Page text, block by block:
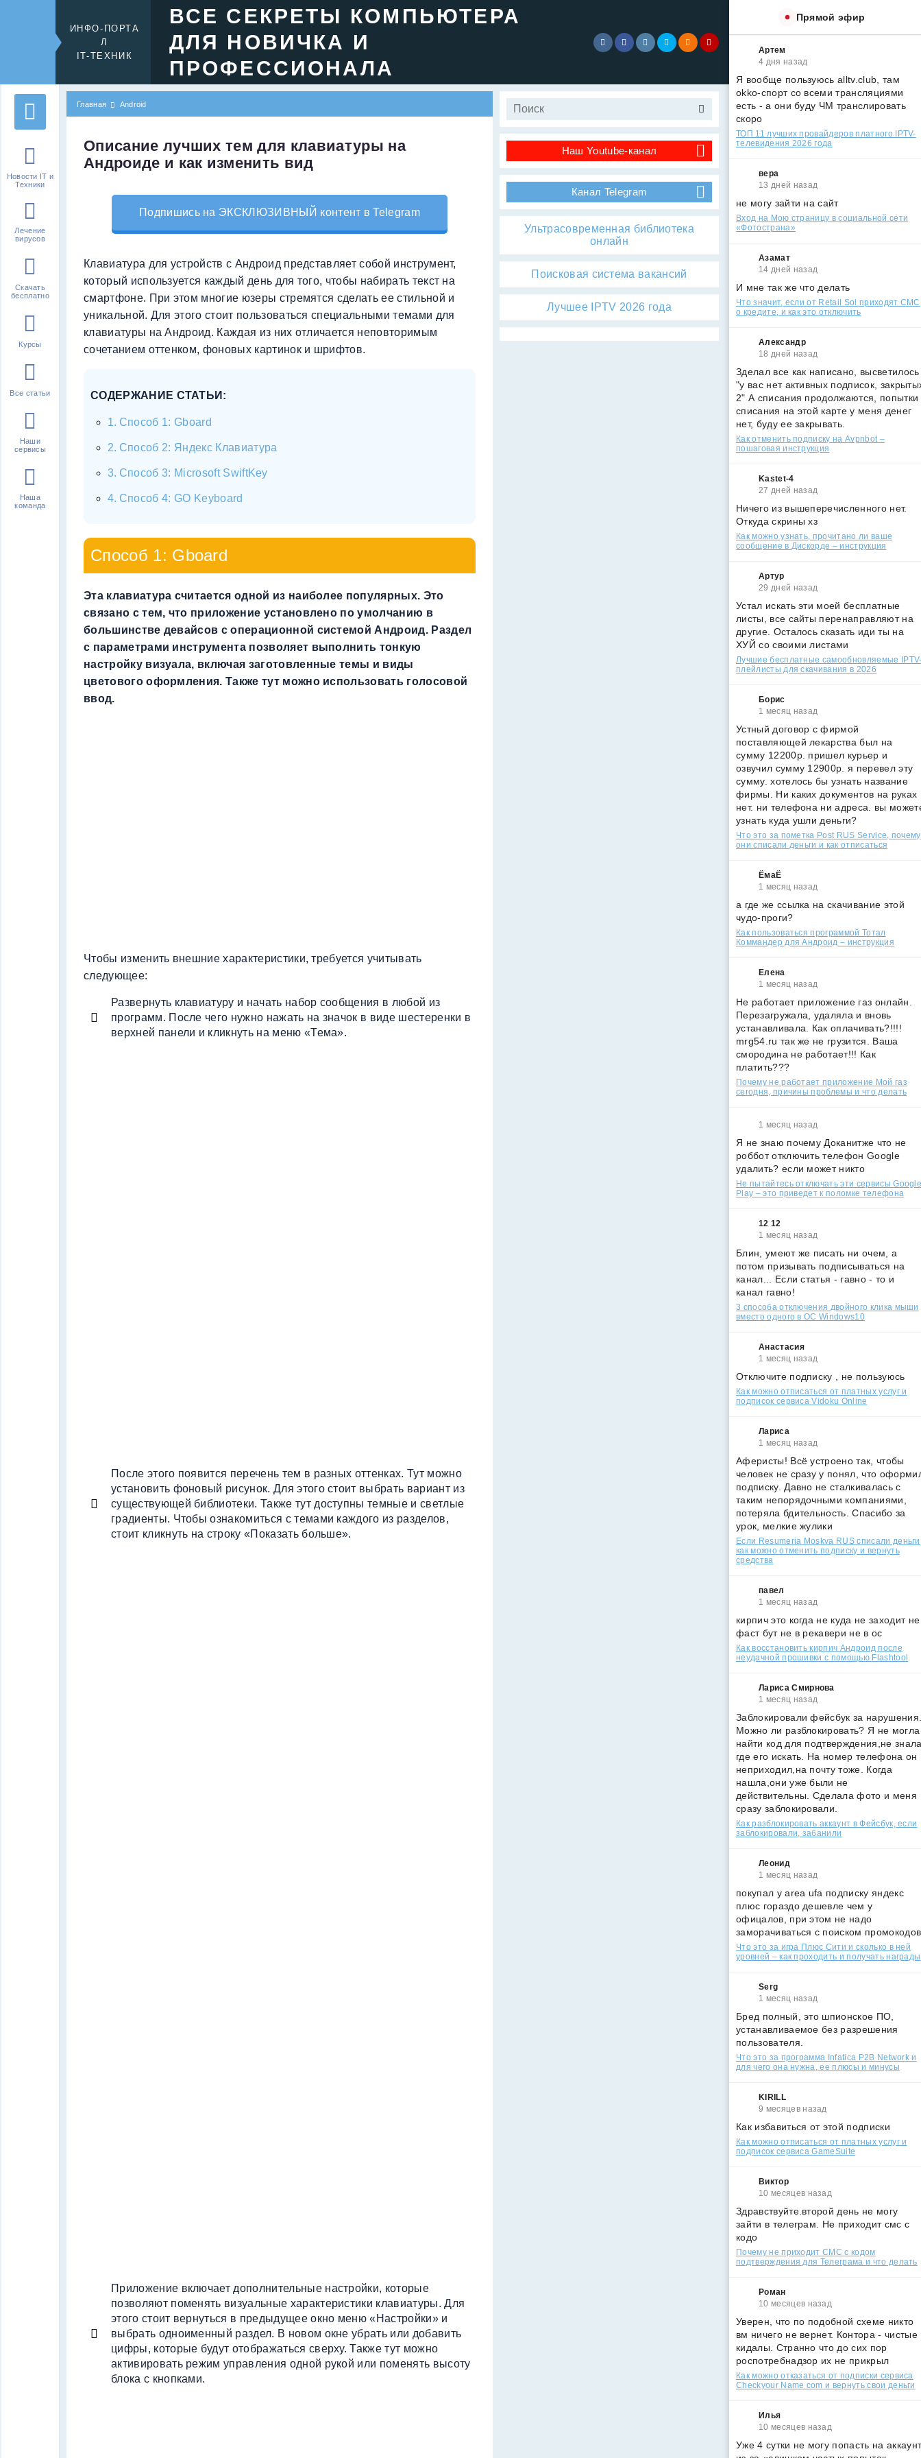
ИНФО-ПОРТА
Л
IT-ТЕХНИК
ВСЕ СЕКРЕТЫ КОМПЬЮТЕРА
ДЛЯ НОВИЧКА И
ПРОФЕССИОНАЛА
Новости IT и
Техники
Лечение
вирусов
Скачать
бесплатно
Курсы
Все статьи
Наши
сервисы
Наша
команда
Главная Android
Описание лучших тем для клавиатуры на
Андроиде и как изменить вид
Подпишись на ЭКСКЛЮЗИВНЫЙ контент в Telegram
Клавиатура для устройств с Андроид представляет собой инструмент,
который используется каждый день для того, чтобы набирать текст на
смартфоне. При этом многие юзеры стремятся сделать ее стильной и
уникальной. Для этого стоит пользоваться специальными темами для
клавиатуры на Андроид. Каждая из них отличается неповторимым
сочетанием оттенком, фоновых картинок и шрифтов.
СОДЕРЖАНИЕ СТАТЬИ:
Способ 1: Gboard
Способ 2: Яндекс Клавиатура
Способ 3: Microsoft SwiftKey
Способ 4: GO Keyboard
Способ 1: Gboard
Эта клавиатура считается одной из наиболее популярных. Это
связано с тем, что приложение установлено по умолчанию в
большинстве девайсов с операционной системой Андроид. Раздел
с параметрами инструмента позволяет выполнить тонкую
настройку визуала, включая заготовленные темы и виды
цветового оформления. Также тут можно использовать голосовой
ввод.
Чтобы изменить внешние характеристики, требуется учитывать
следующее:
Развернуть клавиатуру и начать набор сообщения в любой из
программ. После чего нужно нажать на значок в виде шестеренки в
верхней панели и кликнуть на меню «Тема».
После этого появится перечень тем в разных оттенках. Тут можно
установить фоновый рисунок. Для этого стоит выбрать вариант из
существующей библиотеки. Также тут доступны темные и светлые
градиенты. Чтобы ознакомиться с темами каждого из разделов,
стоит кликнуть на строку «Показать больше».
Приложение включает дополнительные настройки, которые
позволяют поменять визуальные характеристики клавиатуры. Для
этого стоит вернуться в предыдущее окно меню «Настройки» и
выбрать одноименный раздел. В новом окне убрать или добавить
цифры, которые будут отображаться сверху. Также тут можно
активировать режим управления одной рукой или поменять высоту
блока с кнопками.
Наш Youtube-канал
Канал Telegram
Ультрасовременная библиотека
онлайн
Поисковая система вакансий
Лучшее IPTV 2026 года
Прямой эфир
Артем
4 дня назад
Я вообще пользуюсь alltv.club, там
okko-спорт со всеми трансляциями
есть - а они буду ЧМ транслировать
скоро
ТОП 11 лучших провайдеров платного IPTV-
телевидения 2026 года
вера
13 дней назад
не могу зайти на сайт
Вход на Мою страницу в социальной сети
«Фотострана»
Азамат
14 дней назад
И мне так же что делать
Что значит, если от Retail Sol приходят СМС
о кредите, и как это отключить
Александр
18 дней назад
Зделал все как написано, высветилось
"у вас нет активных подписок,
2" А списания продолжаются, попытки
списания на этой карте у меня денег
нет, буду ее закрывать.
Как отменить подписку на Avpnbot –
пошаговая инструкция
Kastet-4
27 дней назад
Ничего из вышеперечисленного нет.
Откуда скрины хз
Как можно узнать, прочитано ли ваше
сообщение в Дискорде – инструкция
Артур
29 дней назад
Устал искать эти моей бесплатные
листы, все сайты перенаправляют на
другие. Осталось сказать иди ты на
ХУЙ со своими листами
Лучшие бесплатные самообновляемые
плейлисты для скачивания в 2026
Борис
1 месяц назад
Устный договор с фирмой
поставляющей лекарства был на
сумму 12200р. пришел курьер и
озвучил сумму 12900р. я перевел эту
сумму. хотелось бы узнать название
фирмы. Ни каких документов на руках
нет. ни телефона ни адреса. вы
узнать куда ушли деньги?
Что это за пометка Post RUS Service, почему
они списали деньги и как отписаться
ЁмаЁ
1 месяц назад
а где же ссылка на скачивание этой
чудо-проги?
Как пользоваться программой Тотал
Коммандер для Андроид – инструкция
Елена
1 месяц назад
Не работает приложение газ онлайн.
Перезагружала, удаляла и вновь
устанавливала. Как оплачивать?!!!!
mrg54.ru так же не грузится. Ваша
смородина не работает!!! Как
платить???
Почему не работает приложение Мой газ
сегодня, причины проблемы и что делать
1 месяц назад
Я не знаю почему Доканитже что не
роббот отключить телефон Google
удалить? если может никто
Не пытайтесь отключать эти сервисы
Play – это приведет к поломке телефона
12 12
1 месяц назад
Блин, умеют же писать ни очем, а
потом призывать подписываться на
канал... Если статья - гавно - то и
канал гавно!
3 способа отключения двойного клика мыши
вместо одного в ОС Windows10
Анастасия
1 месяц назад
Отключите подписку , не пользуюсь
Как можно отписаться от платных услуг и
подписок сервиса Vidoku Online
Лариса
1 месяц назад
Аферисты! Всё устроено так, чтобы
человек не сразу у понял, что
подписку. Давно не сталкивалась с
таким непорядочными компаниями,
потеряла бдительность. Спасибо за
урок, мелкие жулики
Если Resumeria Moskva RUS списали
как можно отменить подписку и вернуть
средства
павел
1 месяц назад
кирпич это когда не куда не заходит не
фаст бут не в рекавери не в ос
Как восстановить кирпич Андроид после
неудачной прошивки с помощью Flashtool
Лариса Смирнова
1 месяц назад
Заблокировали фейсбук за
Можно ли разблокировать? Я не могла
найти код для подтверждения,не
где его искать. На номер телефона он
неприходил,на почту тоже. Когда
нашла,они уже были не
действительны. Сделала фото и меня
сразу заблокировали.
Как разблокировать аккаунт в Фейсбук, если
заблокировали, забанили
Леонид
1 месяц назад
покупал у area ufa подписку яндекс
плюс гораздо дешевле чем у
офицалов, при этом не надо
заморачиваться с поиском промокодов
Что это за игра Плюс Сити и сколько в ней
уровней – как проходить и получать награды
Serg
1 месяц назад
Бред полный, это шпионское ПО,
устанавливаемое без разрешения
пользователя.
Что это за программа Infatica P2B Network и
для чего она нужна, ее плюсы и минусы
KIRILL
9 месяцев назад
Как избавиться от этой подписки
Как можно отписаться от платных услуг и
подписок сервиса GameSuite
Виктор
10 месяцев назад
Здравствуйте.второй день не могу
зайти в телеграм. Не приходит смс с
кодо
Почему не приходит СМС с кодом
подтверждения для Телеграма и что делать
Роман
10 месяцев назад
Уверен, что по подобной схеме никто
вм ничего не вернет. Контора - чистые
кидалы. Странно что до сих пор
роспотребнадзор их не прикрыл
Как можно отказаться от подписки сервиса
Checkyour Name com и вернуть свои деньги
Илья
10 месяцев назад
Уже 4 сутки не могу попасть на